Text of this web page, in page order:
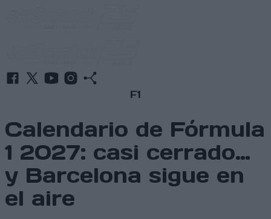
F1
Calendario de Fórmula
1 2027: casi cerrado…
y Barcelona sigue en
el aire